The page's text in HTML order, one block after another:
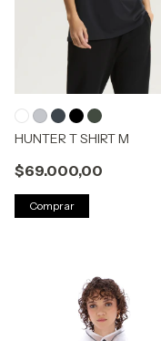
HUNTER T SHIRT M
$69.000,00
Comprar